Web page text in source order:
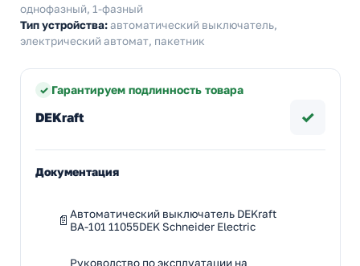
однофазный, 1-фазный
Тип устройства:автоматический выключатель,
электрический автомат, пакетник
Гарантируем подлинность товара
DEKraft ✓
Документация
Автоматический выключатель DEKraft
ВА-101 11055DEK Schneider Electric
Руководство по эксплуатации на